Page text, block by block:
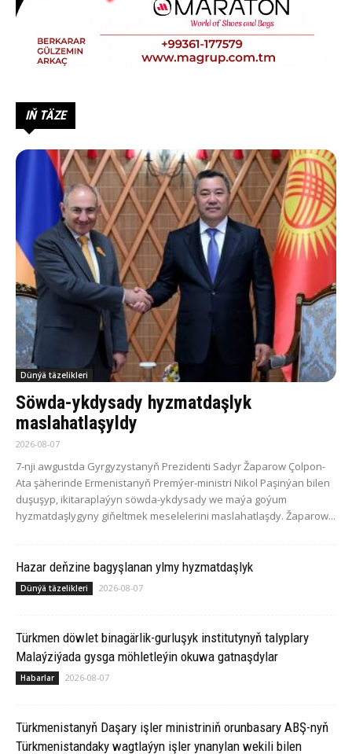
IŇ TÄZE
Dünýä täzelikleri
Söwda-ykdysady hyzmatdaşlyk
maslahatlaşyldy
2026-08-07
7-nji awgustda Gyrgyzystanyň Prezidenti Sadyr Žaparow Çolpon-
Ata şäherinde Ermenistanyň Premýer-ministri Nikol Paşinýan bilen
duşuşyp, ikitaraplaýyn söwda-ykdysady we maýa goýum
hyzmatdaşlygyny giňeltmek meselelerini maslahatlaşdy. Žaparow...
Hazar deňzine bagyşlanan ylmy hyzmatdaşlyk
Dünýä täzelikleri 2026-08-07
Türkmen döwlet binagärlik-gurluşyk institutynyň talyplary
Malaýziýada gysga möhletleýin okuwa gatnaşdylar
Habarlar 2026-08-07
Türkmenistanyň Daşary işler ministriniň orunbasary ABŞ-nyň
Türkmenistandaky wagtlaýyn işler ynanylan wekili bilen